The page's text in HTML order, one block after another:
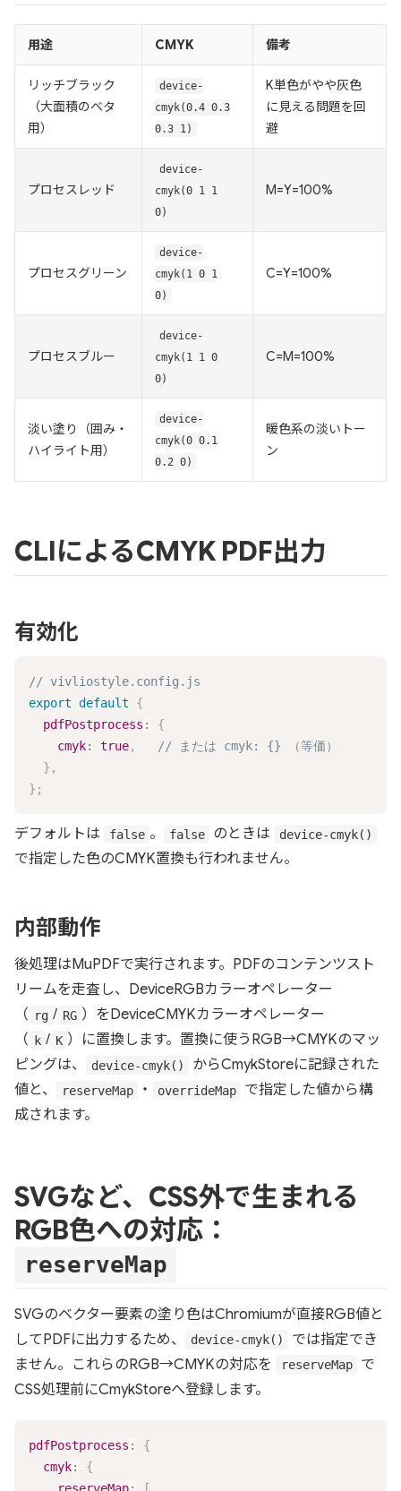
用途 CMYK 備考
リッチブラック
（大面積のベタ
用）
device-
cmyk(0.4 0.3
0.3 1)
K単色がやや灰色
に見える問題を回
避
プロセスレッド
device-
cmyk(0 1 1
0)
M=Y=100%
プロセスグリーン
device-
cmyk(1 0 1
0)
C=Y=100%
プロセスブルー
device-
cmyk(1 1 0
0)
C=M=100%
淡い塗り（囲み・
ハイライト用）
device-
cmyk(0 0.1
0.2 0)
暖色系の淡いトー
ン
CLIによるCMYK PDF出力
有効化
// vivliostyle.config.js
export default
{
pdfPostprocess :
{
cmyk: true,
// または cmyk: {} （等価）
} ,
} ;
デフォルトは false 。 false のときは device-cmyk()
で指定した色のCMYK置換も行われません。
内部動作
後処理はMuPDFで実行されます。PDFのコンテンツスト
リームを走査し、DeviceRGBカラーオペレーター
（ rg / RG ）をDeviceCMYKカラーオペレーター
（ k / K ）に置換します。置換に使うRGB→CMYKのマッ
ピングは、
device-cmyk()
からCmykStoreに記録された
値と、
reserveMap ・ overrideMap
で指定した値から構
成されます。
SVGなど、CSS外で生まれる
RGB色への対応：
reserveMap
SVGのベクター要素の塗り色はChromiumが直接RGB値と
してPDFに出力するため、
device-cmyk()
では指定でき
ません。これらのRGB→CMYKの対応を
reserveMap
で
CSS処理前にCmykStoreへ登録します。
pdfPostprocess :
{
cmyk:
{